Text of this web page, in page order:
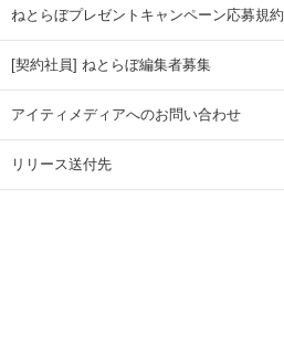
ねとらぼプレゼントキャンペーン応募規約
[契約社員] ねとらぼ編集者募集
アイティメディアへのお問い合わせ
リリース送付先